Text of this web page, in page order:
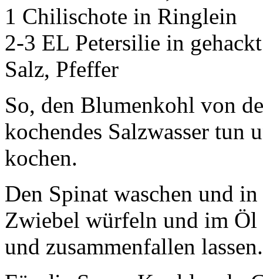
1 Chilischote in Ringlein
2-3 EL Petersilie in gehackt
Salz, Pfeffer
So, den Blumenkohl von
kochendes Salzwasser tun
kochen.
Den Spinat waschen und
Zwiebel würfeln und im Öl
und zusammenfallen